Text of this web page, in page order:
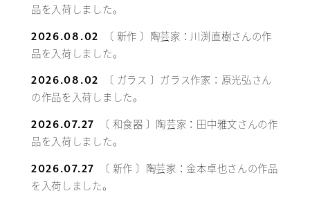
品を入荷しました。
2026.08.02
〔 新作 〕陶芸家：川渕直樹さんの作
品を入荷しました。
2026.08.02
〔 ガラス 〕ガラス作家：原光弘さん
の作品を入荷しました。
2026.07.27
〔 和食器 〕陶芸家：田中雅文さんの作
品を入荷しました。
2026.07.27
〔 新作 〕陶芸家：金本卓也さんの作品
を入荷しました。